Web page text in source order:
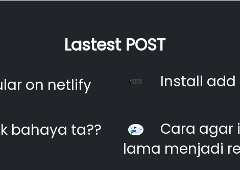
Lastest POST
on netlify Install
bahaya ta??
Cara agar
lama menjadi